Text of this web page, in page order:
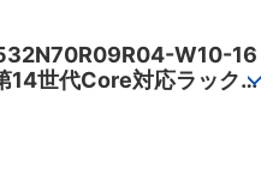
W10-16
世代Core対応ラック